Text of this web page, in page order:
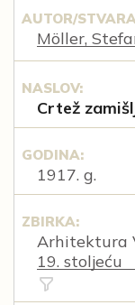
AUTOR/
Möller,
NASLOV:
Crtež
GODINA:
1917. g.
ZBIRKA:
Arhitektura
19. stoljeću